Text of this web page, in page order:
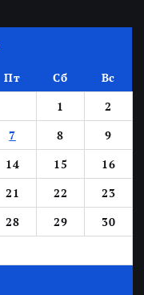
Пт Сб
Вс
1
2
7 8
9
14 15
16
21 22
23
28 29
30